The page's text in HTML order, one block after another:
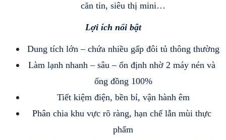
căn tin, siêu thị mini…
Lợi ích nổi bật
Dung tích lớn – chứa nhiều gấp đôi tủ thông thường
Làm lạnh nhanh – sâu – ổn định nhờ 2 máy nén và
ống đồng 100%
Tiết kiệm điện, bền bỉ, vận hành êm
Phân chia khu vực rõ ràng, hạn chế lẫn mùi thực
phẩm